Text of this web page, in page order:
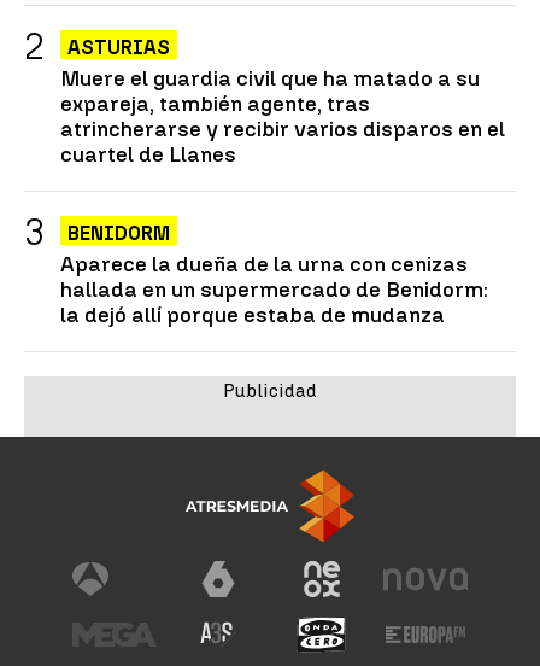
ASTURIAS
Muere el guardia civil que ha matado a su
expareja, también agente, tras
atrincherarse y recibir varios disparos en el
cuartel de Llanes
BENIDORM
Aparece la dueña de la urna con cenizas
hallada en un supermercado de Benidorm:
la dejó allí porque estaba de mudanza